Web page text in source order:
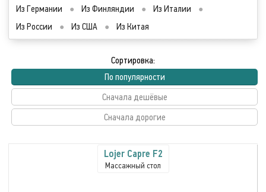
Из Германии ● Из Финляндии ● Из Италии
●
Из России
● Из США ● Из Китая
Сортировка:
По популярности
Сначала дешёвые
Сначала дорогие
Lojer Capre F2
Массажный стол